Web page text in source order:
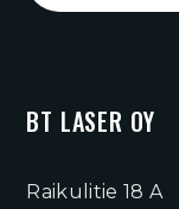
BT LASER OY
Raikulitie 18 A